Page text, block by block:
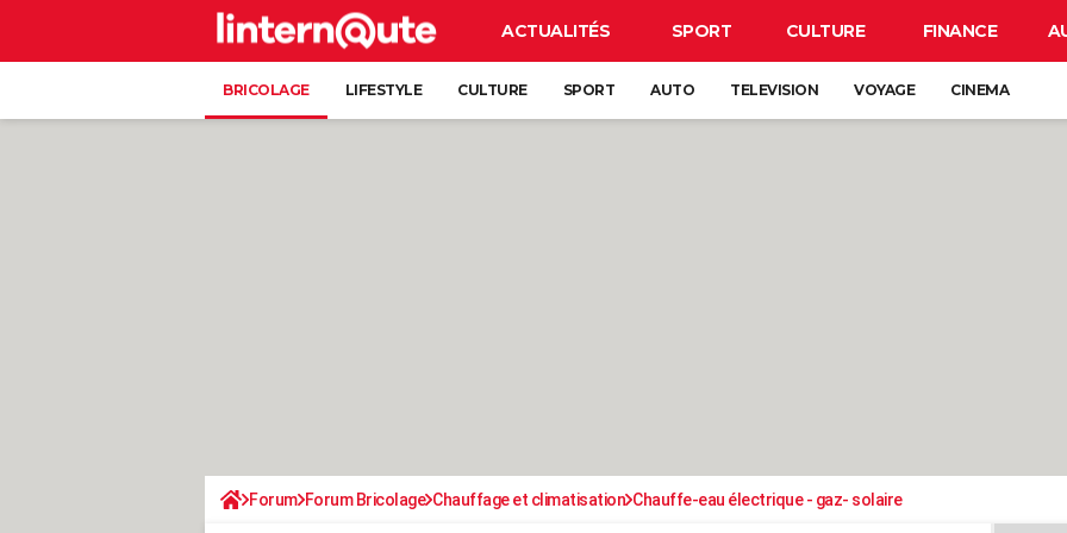
ACTUALITÉS SPORT CULTURE FINANCE
BRICOLAGE LIFESTYLE CULTURE SPORT AUTO TELEVISION VOYAGE CINEMA
Forum Forum Bricolage Chauffage et climatisation Chauffe-eau électrique - gaz- solaire